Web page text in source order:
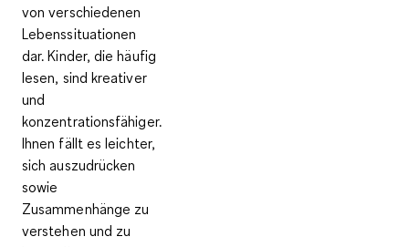
von verschiedenen
Lebenssituationen
dar. Kinder, die häufig
lesen, sind kreativer
und
konzentrationsfähiger.
Ihnen fällt es leichter,
sich auszudrücken
sowie
Zusammenhänge zu
verstehen und zu